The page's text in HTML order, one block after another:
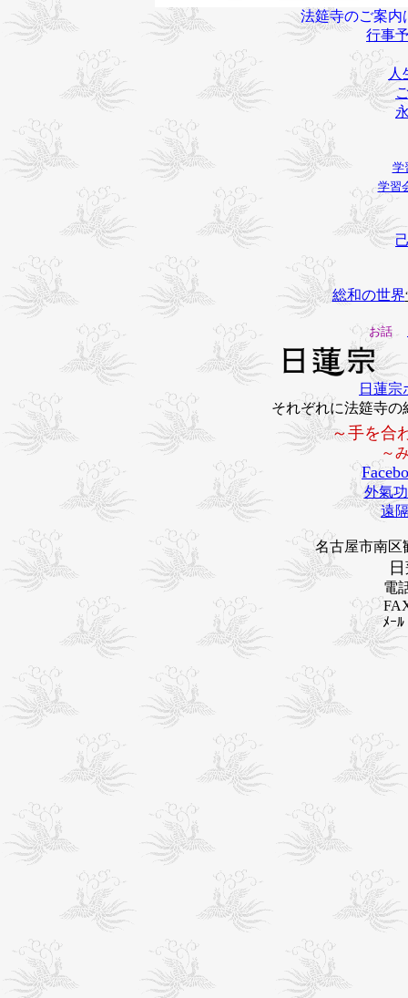
法筵寺のご案内
行事
人
学
学習
総和の世界
お話
日蓮宗
それぞれに法筵寺
～手を合
～
外氣
遠
名古屋市南区
電
ﾒｰ